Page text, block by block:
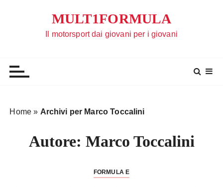
MULT1FORMULA
Il motorsport dai giovani per i giovani
Home » Archivi per Marco Toccalini
Autore: Marco Toccalini
FORMULA E